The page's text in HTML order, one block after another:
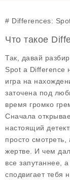
# Differences:
Что такое
Так, давай
Spot a Difference
игра на
заточена под
время громко
Сначала
настоящий
просто
жертве. И чем
все запутаннее,
сподвигает тебя